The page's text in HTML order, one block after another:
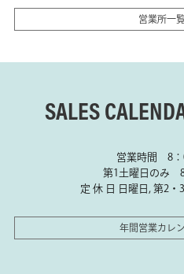
営業所一
SALES
営業時間 8：
第1土曜日のみ
定 休 日 日曜日, 第2・
年間営業カレ